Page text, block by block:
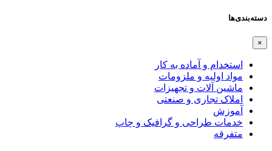
دسته‌بندی‌ها
×
استخدام و آماده به کار
مواد اولیه و ملزومات
ماشین آلات و تجهیزات
املاک تجاری و صنعتی
آموزش
خدمات طراحی و گرافیک و چاپ
متفرقه